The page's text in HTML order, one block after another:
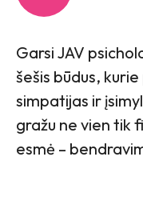
Garsi JAV
šešis būdus,
simpatijas ir
gražu ne vien tik
esmė –